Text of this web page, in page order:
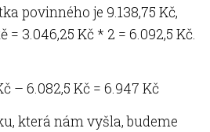
povinného je 9.138,75 Kč,
= 3.046,25 Kč * 2 = 6.092,5 Kč.
– 6.082,5 Kč = 6.947 Kč
která nám vyšla, budeme